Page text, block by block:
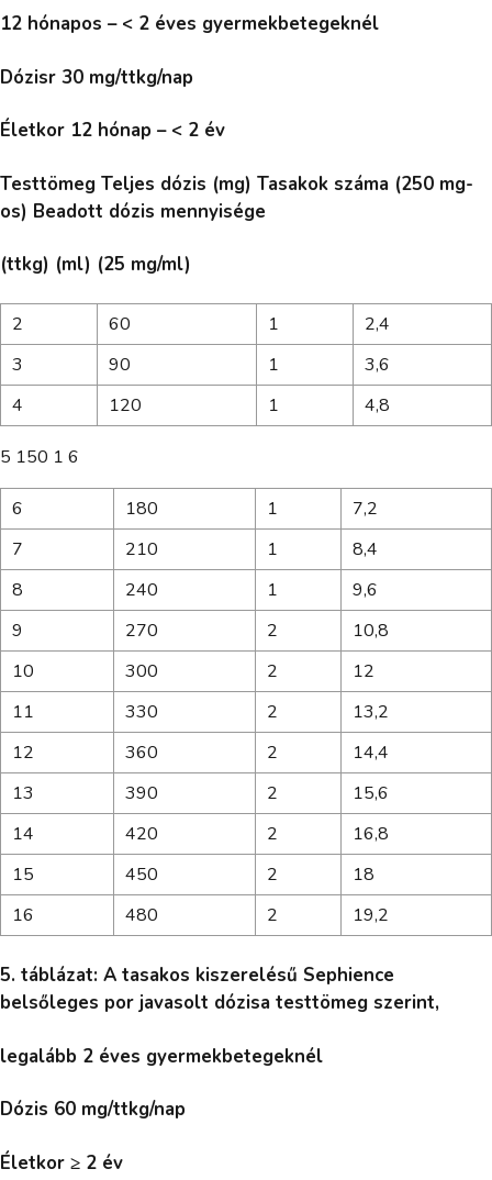
12 hónapos – < 2 éves gyermekbetegeknél
Dózisr 30 mg/ttkg/nap
Életkor 12 hónap – < 2 év
Testtömeg Teljes dózis (mg) Tasakok száma (250 mg-
os) Beadott dózis mennyisége
(ttkg) (ml) (25 mg/ml)
2 60 1
2,4
3
90 1
3,6
4
120 1 4,8
5 150 1 6
6 180 1
7,2
7
210 1
8,4
8
240 1
9,6
9
270 2
10,8
10
300 2
12
11
330 2
13,2
12
360 2
14,4
13
390 2
15,6
14
420 2
16,8
15
450 2
18
16
480 2 19,2
5. táblázat: A tasakos kiszerelésű Sephience
belsőleges por javasolt dózisa testtömeg szerint,
legalább 2 éves gyermekbetegeknél
Dózis 60 mg/ttkg/nap
Életkor ≥ 2 év